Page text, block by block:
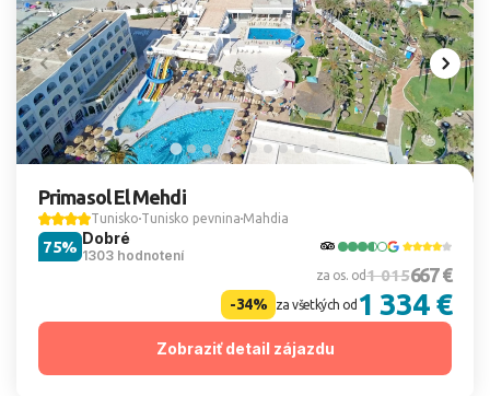
Primasol El Mehdi
Tunisko Tunisko pevnina Mahdia
Dobré
1303 hodnotení
75%
za os. od1 015667 €
-34% za všetkých od 1 334 €
Zobraziť detail zájazdu